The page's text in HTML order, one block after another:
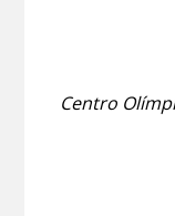
Centro